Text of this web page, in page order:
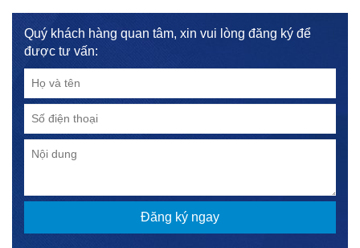
Quý khách hàng quan tâm, xin vui lòng đăng ký để
được tư vấn: